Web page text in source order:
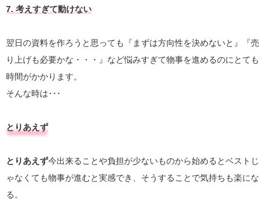
7. 考えすぎて動けない
翌日の資料を作ろうと思っても『まずは方向性を決めないと』『売
り上げも必要かな・・・』など悩みすぎて物事を進めるのにとても
時間がかかります。
そんな時は･･･
とりあえず
とりあえず今出来ることや負担が少ないものから始めるとベストじ
ゃなくても物事が進むと実感でき、そうすることで気持ちも楽にな
る。